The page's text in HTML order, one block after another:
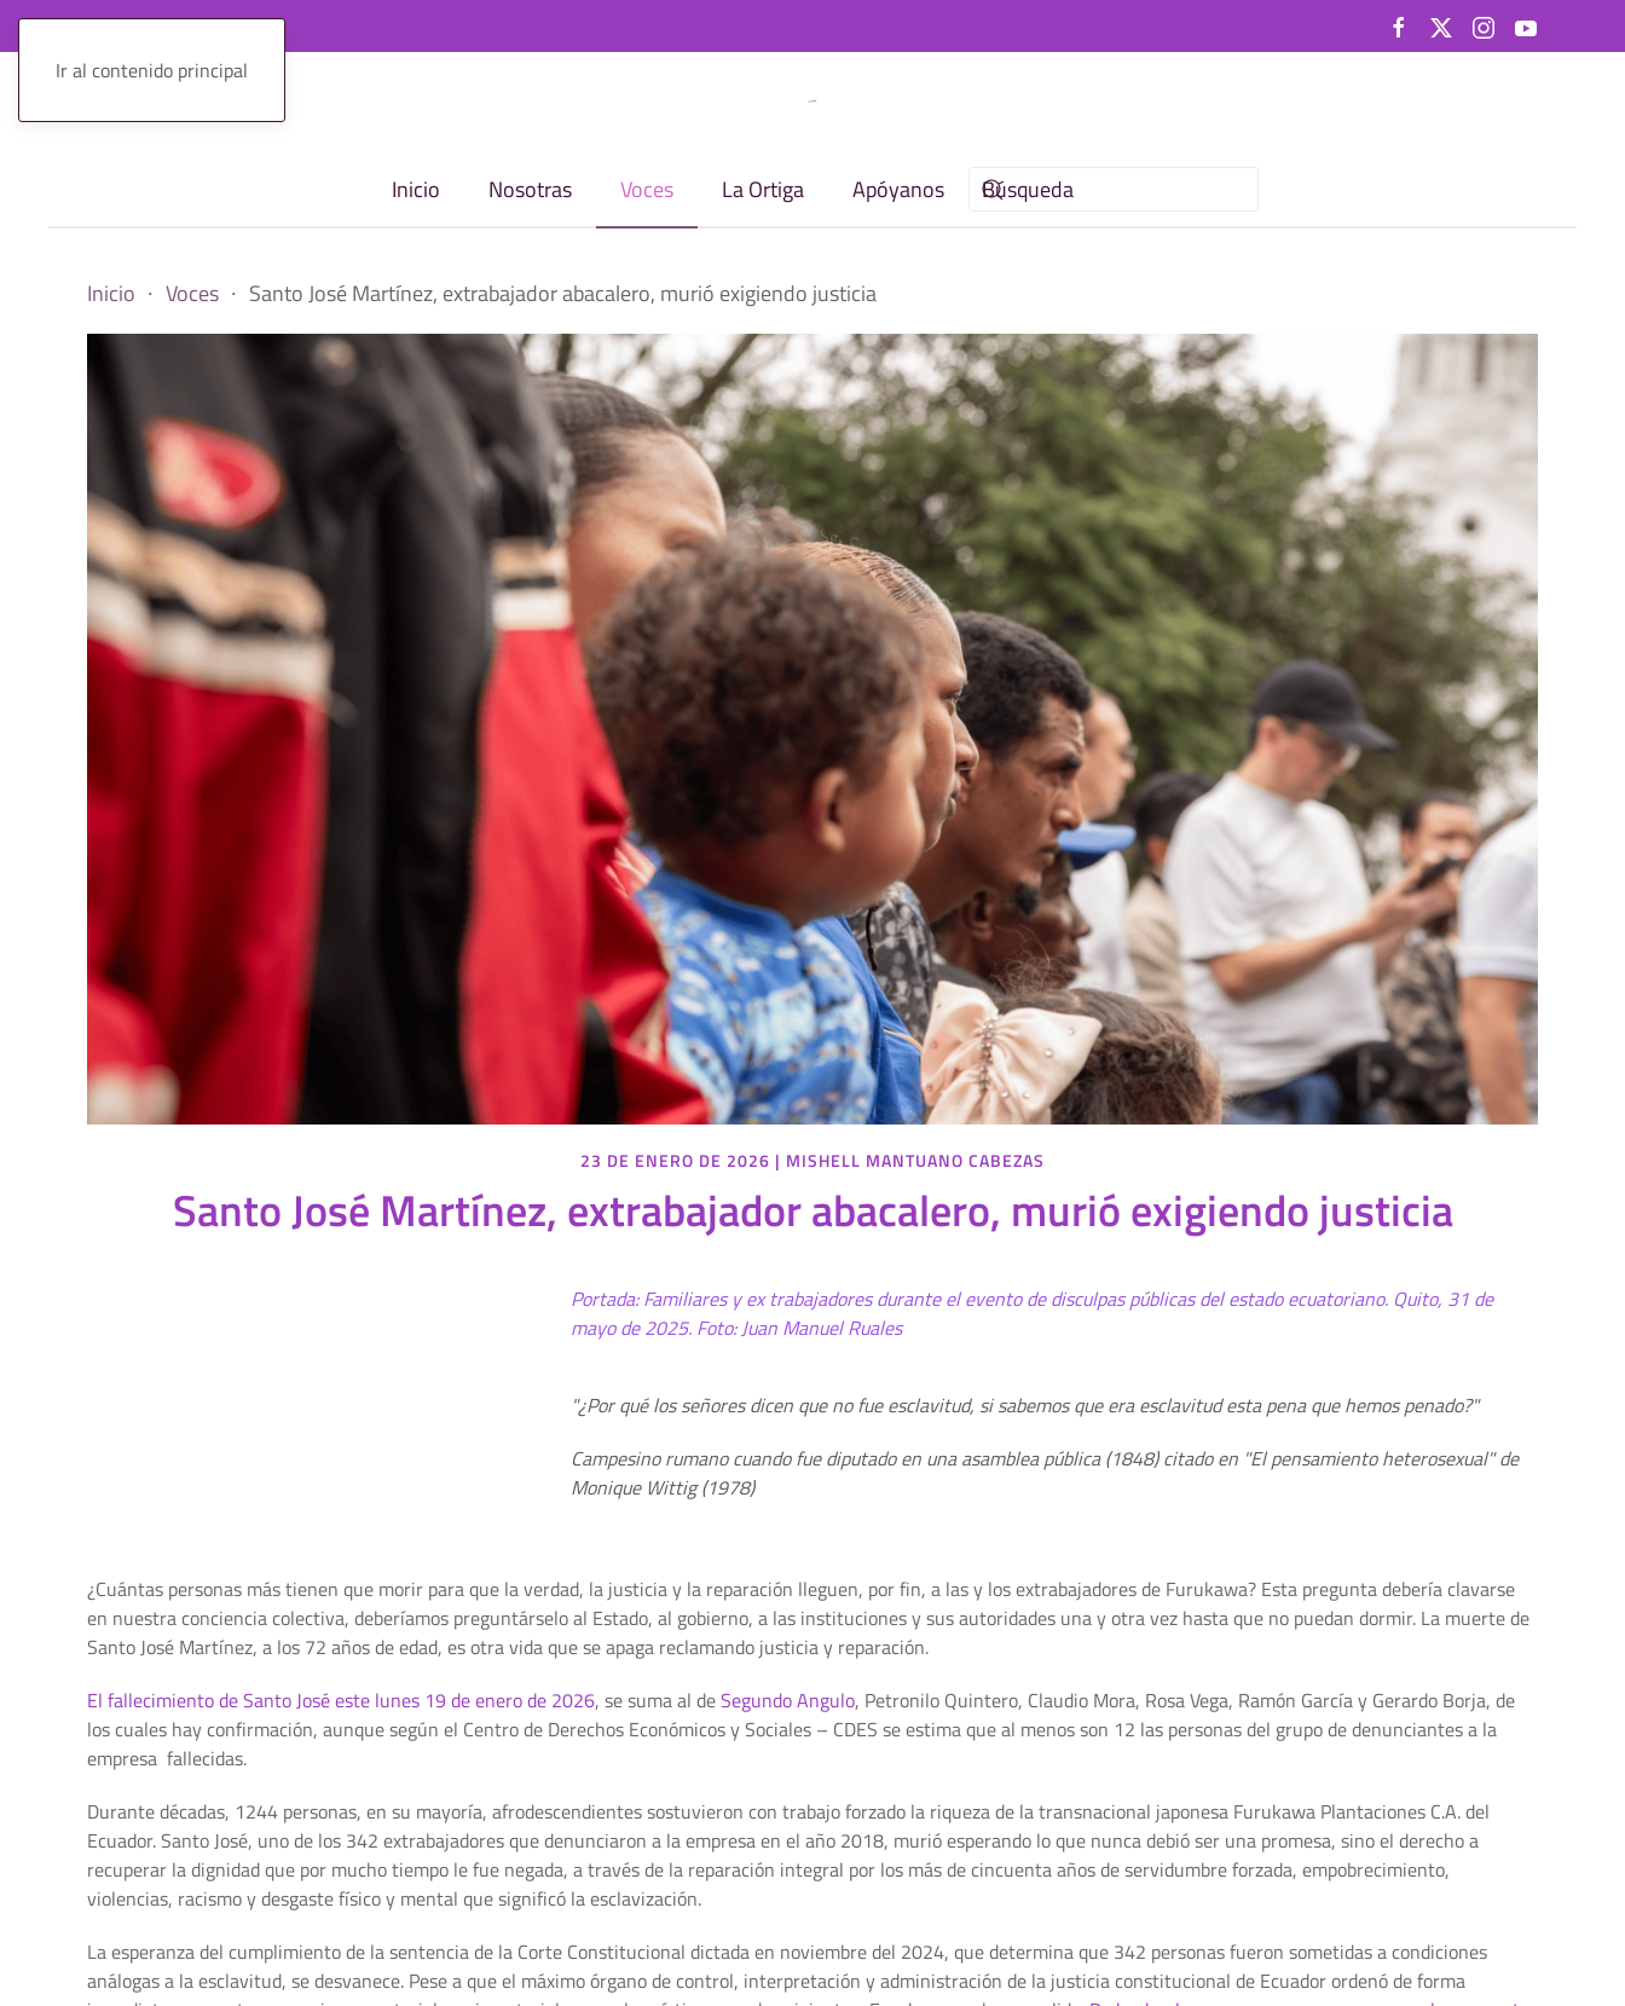
Ir al contenido principal
Inicio Nosotras Voces La Ortiga Apóyanos
Inicio Voces Santo José Martínez, extrabajador abacalero, murió exigiendo justicia
23 DE ENERO DE 2026 | MISHELL MANTUANO CABEZAS
Santo José Martínez, extrabajador abacalero, murió exigiendo justicia
Portada: Familiares y ex trabajadores durante el evento de disculpas públicas del estado ecuatoriano. Quito, 31 de
mayo de 2025. Foto: Juan Manuel Ruales
"¿Por qué los señores dicen que no fue esclavitud, si sabemos que era esclavitud esta pena que hemos penado?"
Campesino rumano cuando fue diputado en una asamblea pública (1848) citado en "El pensamiento heterosexual" de
Monique Wittig (1978)
¿Cuántas personas más tienen que morir para que la verdad, la justicia y la reparación lleguen, por fin, a las y los extrabajadores de Furukawa? Esta pregunta debería clavarse
en nuestra conciencia colectiva, deberíamos preguntárselo al Estado, al gobierno, a las instituciones y sus autoridades una y otra vez hasta que no puedan dormir. La muerte de
Santo José Martínez, a los 72 años de edad, es otra vida que se apaga reclamando justicia y reparación.
El fallecimiento de Santo José este lunes 19 de enero de 2026, se suma al deSegundo Angulo, Petronilo Quintero, Claudio Mora, Rosa Vega, Ramón García y Gerardo Borja, de
los cuales hay confirmación, aunque según el Centro de Derechos Económicos y Sociales – CDES se estima que al menos son 12 las personas del grupo de denunciantes a la
empresa fallecidas.
Durante décadas, 1244 personas, en su mayoría, afrodescendientes sostuvieron con trabajo forzado la riqueza de la transnacional japonesa Furukawa Plantaciones C.A. del
Ecuador. Santo José, uno de los 342 extrabajadores que denunciaron a la empresa en el año 2018, murió esperando lo que nunca debió ser una promesa, sino el derecho a
recuperar la dignidad que por mucho tiempo le fue negada, a través de la reparación integral por los más de cincuenta años de servidumbre forzada, empobrecimiento,
violencias, racismo y desgaste físico y mental que significó la esclavización.
La esperanza del cumplimiento de la sentencia de la Corte Constitucional dictada en noviembre del 2024, que determina que 342 personas fueron sometidas a condiciones
análogas a la esclavitud, se desvanece. Pese a que el máximo órgano de control, interpretación y administración de la justicia constitucional de Ecuador ordenó de forma